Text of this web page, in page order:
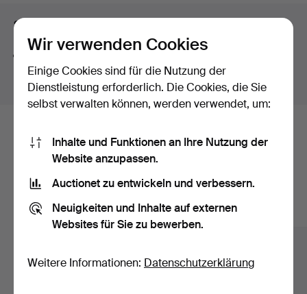
Suchtipps
Wir suchen automatisch nach Teilen von Begriffen.
Geben Sie z.B.band ein, finden wir auch
Hier sind Objekte aus unserem
Archiv, die mit Ihrer Suche
übereinstimmen.
Alle Objekte anzeigen
Wir verwenden Cookies
Einige Cookies sind für die Nutzung der
Dienstleistung erforderlich. Die Cookies, die Sie
selbst verwalten können, werden verwendet, um:
Inhalte und Funktionen an Ihre Nutzung der
Website anzupassen.
Auctionet zu entwickeln und verbessern.
Neuigkeiten und Inhalte auf externen
Websites für Sie zu bewerben.
Weitere Informationen: Datenschutzerklärung